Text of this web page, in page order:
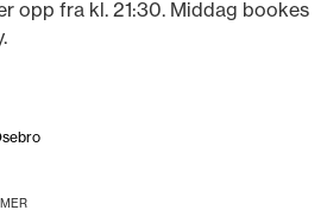
opp fra kl. 21:30. Middag bookes